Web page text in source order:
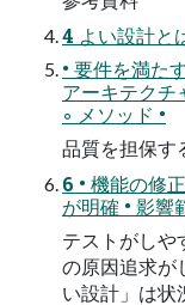
4 よい設計と
• 要件を満た
アーキテクチ
◦ メソッド •
品質を担保す
6 • 機能の修
が明確 • 影響
テストがしや
の原因追求が
い設計」は状